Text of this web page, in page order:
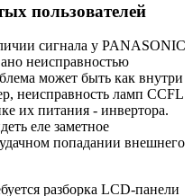
пользователей
сигнала у PANASONIC
неисправностью
может быть как внутри
неисправность ламп CCFL
их питания - инвертора.
еле заметное
попадании внешнего
разборка LCD-панели